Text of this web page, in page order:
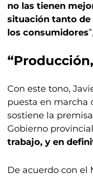
no las tienen
situación tanto
los consumidores
Con este tono,
puesta en marcha
sostiene la
Gobierno
trabajo, y en
De acuerdo con el